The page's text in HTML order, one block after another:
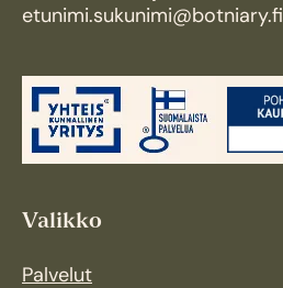
etunimi.sukunimi@botniary.fi
Valikko
Palvelut